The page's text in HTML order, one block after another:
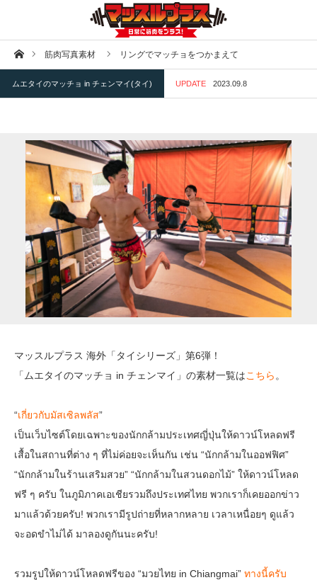
ホーム筋肉写真素材 リングでマッチョをつかまえて
ムエタイのマッチョ in チェンマイ(タイ) UPDATE 2023.09.8
マッスルプラス 海外「タイシリーズ」第6弾！
「ムエタイのマッチョ in チェンマイ」の素材一覧はこちら 。
“เกี่ยวกับมัสเซิลพลัส”
เป็นเว็บไซต์โดยเฉพาะของนักกล้ามประเทศญี่ปุ่นให้ดาวน์โหลดฟรี
เสื้อในสถานที่ต่าง ๆ ที่ไม่ค่อยจะเห็นกัน เช่น “นักกล้ามในออฟฟิศ”
“นักกล้ามในร้านเสริมสวย” “นักกล้ามในสวนดอกไม้” ให้ดาวน์โหลด
ฟรี ๆ ครับ ในภูมิภาคเอเชียรวมถึงประเทศไทย พวกเราก็เคยออกข่าว
มาแล้วด้วยครับ! พวกเรามีรูปถ่ายที่หลากหลาย เวลาเหนื่อยๆ ดูแล้ว
จะอดขำไม่ได้ มาลองดูกันนะครับ!
รวมรูปให้ดาวน์โหลดฟรีของ “มวยไทย in Chiangmai” ทางนี้ครับ